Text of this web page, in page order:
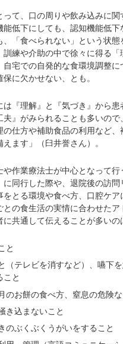
て、口の周りや飲み込みに関
低下にしても、認知機能低下
「食べられない」という状態
練や介助の中で徐々に得る「
自宅での自発的な食環境調整に
に欠かせない、とも。
は『理解』と『気づき』から患
』がみられることも多いので
の仕方や補助食品の利用など、
ます」（臼井誉さん）。
作業療法士が中心となって行
同行した際や、退院後の訪問
をとる環境や食べ方、口腔ケア
の食生活の実情に合わせたア
共通して伝えることが多いの
と
（テレビを消すなど）、嚥下
こと
のお餅の食べ方、窒息の危険な
き込まないこと
のぶくぶくうがいをすること